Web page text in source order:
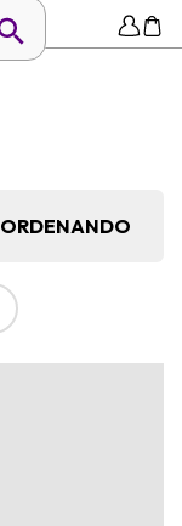
ORDENANDO